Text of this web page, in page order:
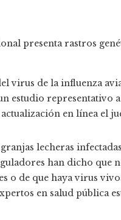
virus de la influenza
estudio representativo
en línea el
lecheras
han dicho que
o de que haya virus
en salud pública